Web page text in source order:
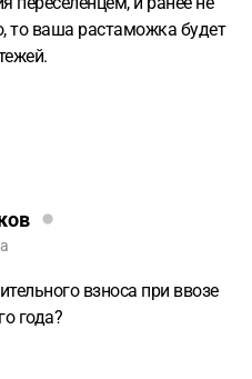
то ваша растаможка будет
взноса при ввозе
года?